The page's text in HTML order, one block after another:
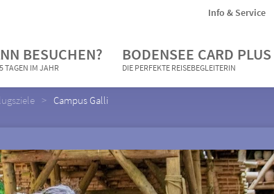
Info & Service
BESUCHEN?
TAGEN IM JAHR
BODENSEE CARD PLUS
DIE PERFEKTE REISEBEGLEITERIN
Campus Galli